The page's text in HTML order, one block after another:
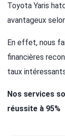
Toyota Yaris
avantageux
En effet, nous
financières
taux
Nos services
réussite à 95%